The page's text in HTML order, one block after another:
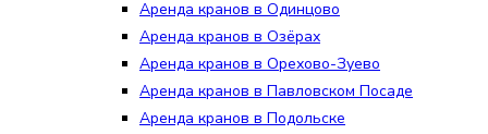
Аренда кранов в Одинцово
Аренда кранов в Озёрах
Аренда кранов в Орехово-Зуево
Аренда кранов в Павловском Посаде
Аренда кранов в Подольске